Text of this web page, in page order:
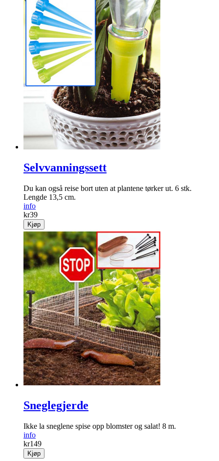
Selvvanningssett
Du kan også reise bort uten at plantene tørker ut. 6 stk.
Lengde 13,5 cm.
info
kr39
Kjøp
Sneglegjerde
Ikke la sneglene spise opp blomster og salat! 8 m.
info
kr149
Kjøp